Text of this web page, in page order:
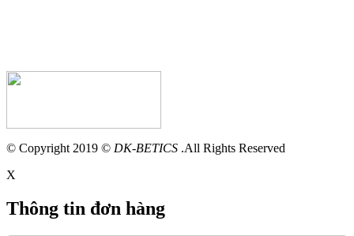
© Copyright 2019 © DK-BETICS .All Rights Reserved
X
Thông tin đơn hàng